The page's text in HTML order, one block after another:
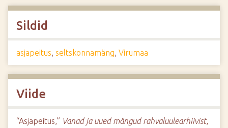
Sildid
asjapeitus, seltskonnamäng, Virumaa
Viide
“Asjapeitus,” Vanad ja uued mängud rahvaluulearhiivist,